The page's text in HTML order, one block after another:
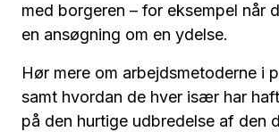
med borgeren – for eksempel når
en ansøgning om en ydelse.
Hør mere om arbejdsmetoderne i
samt hvordan de hver især har
på den hurtige udbredelse af den